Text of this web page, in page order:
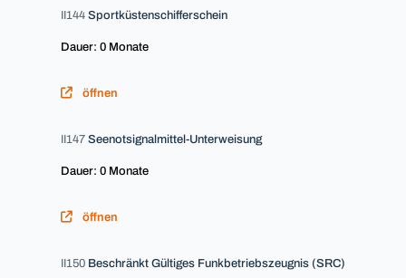
II144 Sportküstenschifferschein
Dauer: 0 Monate
öffnen
II147 Seenotsignalmittel-Unterweisung
Dauer: 0 Monate
öffnen
II150 Beschränkt Gültiges Funkbetriebszeugnis (SRC)